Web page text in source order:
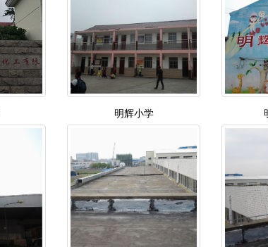
明辉小学